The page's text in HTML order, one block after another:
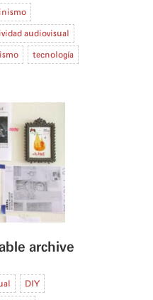
audiovisual
tecnología
archive
DIY